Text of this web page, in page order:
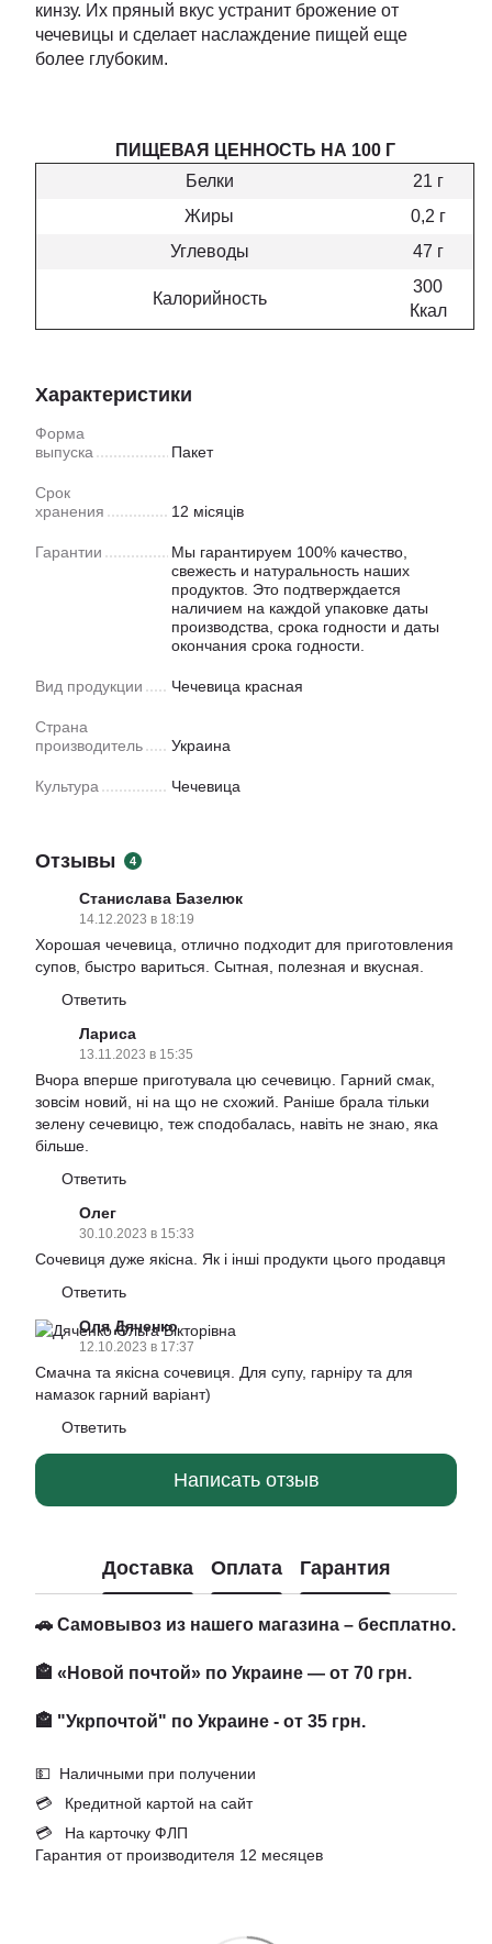
кинзу. Их пряный вкус устранит брожение от
чечевицы и сделает наслаждение пищей еще
более глубоким.
ПИЩЕВАЯ ЦЕННОСТЬ НА 100 Г
Белки
21 г
Жиры
0,2 г
Углеводы
47 г
Калорийность
300
Ккал
Характеристики
Форма
выпуска
Пакет
Срок
хранения
12 місяців
Гарантии
Мы гарантируем 100% качество,
свежесть и натуральность наших
продуктов. Это подтверждается
наличием на каждой упаковке даты
производства, срока годности и даты
окончания срока годности.
Вид продукции Чечевица красная
Страна
производитель
Украина
Культура Чечевица
Отзывы 4
Станислава Базелюк
14.12.2023 в 18:19
Хорошая чечевица, отлично подходит для приготовления
супов, быстро вариться. Сытная, полезная и вкусная.
Ответить
Лариса
13.11.2023 в 15:35
Вчора вперше приготувала цю сечевицю. Гарний смак,
зовсiм новий, нi на що не схожий. Ранiше брала тiльки
зелену сечевицю, теж сподобалась, навiть не знаю, яка
бiльше.
Ответить
Олег
30.10.2023 в 15:33
Сочевиця дуже якісна. Як і інші продукти цього продавця
Ответить
Оля Дяченко
12.10.2023 в 17:37
Смачна та якісна сочевиця. Для супу, гарніру та для
намазок гарний варіант)
Ответить
Написать отзыв
Доставка Оплата Гарантия
🚗 Самовывоз из нашего магазина – бесплатно.
🏤 «Новой почтой» по Украине — от 70 грн.
🏤 "Укрпочтой" по Украине - от 35 грн.
💵 Наличными при получении
💳 Кредитной картой на сайт
💳 На карточку ФЛП
Гарантия от производителя 12 месяцев